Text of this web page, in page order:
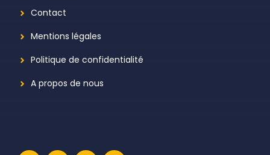
Contact
Mentions légales
Politique de confidentialité
A propos de nous